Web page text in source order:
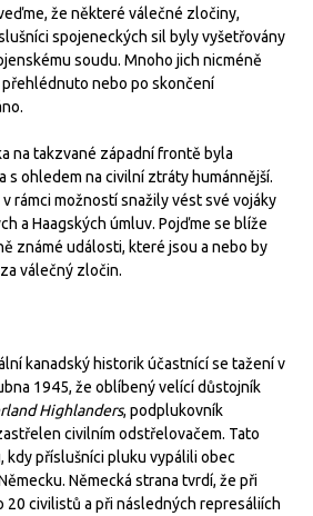
že některé válečné zločiny,
spojeneckých sil byly vyšetřovány
soudu. Mnoho jich nicméně
nebo po skončení
na takzvané západní frontě byla
s ohledem na civilní ztráty humánnější.
rámci možností snažily vést své vojáky
a Haagských úmluv. Pojďme se blíže
známé události, které jsou a nebo by
válečný zločin.
kanadský historik účastnící se tažení v
1945, že oblíbený velící důstojník
Highlanders, podplukovník
civilním odstřelovačem. Tato
kdy příslušníci pluku vypálili obec
Německá strana tvrdí, že při
20 civilistů a při následných represáliích